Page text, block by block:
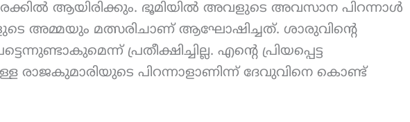
ആയിരിക്കും. ഭൂമിയിൽ അവളുടെ അവസാന പിറന്നാൾ
അമ്മയും മത്സരിചാണ് ആഘോഷിച്ചത്. ശാരുവിന്റെ
പ്രതീക്ഷിച്ചില്ല. എന്റെ പ്രിയപ്പെട്ട
രാജകുമാരിയുടെ പിറന്നാളാണിന്ന് ദേവുവിനെ കൊണ്ട്